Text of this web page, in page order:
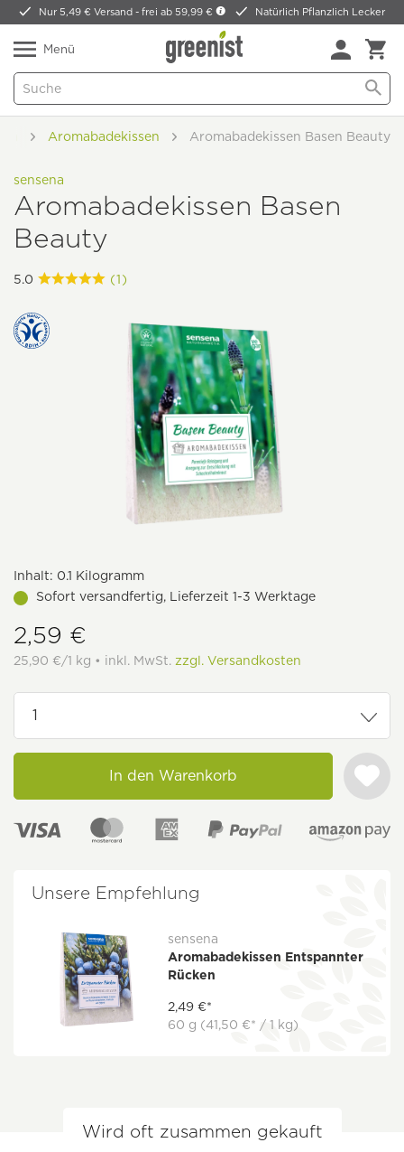
Nur 5,49 € Versand -frei ab 59,99 € Natürlich Pflanzlich Lecker
Menü
Aromabadekissen Aromabadekissen Basen Beauty
sensena
Aromabadekissen Basen
Beauty
5.0 (1)
Inhalt: 0.1 Kilogramm
Sofort versandfertig, Lieferzeit 1-3 Werktage
2,59 €
25,90 €/1 kg • inkl. MwSt. zzgl. Versandkosten
In den Warenkorb
Unsere Empfehlung
sensena
Aromabadekissen Entspannter
Rücken
2,49 €*
60 g (41,50 €* / 1 kg)
Wird oft zusammen gekauft